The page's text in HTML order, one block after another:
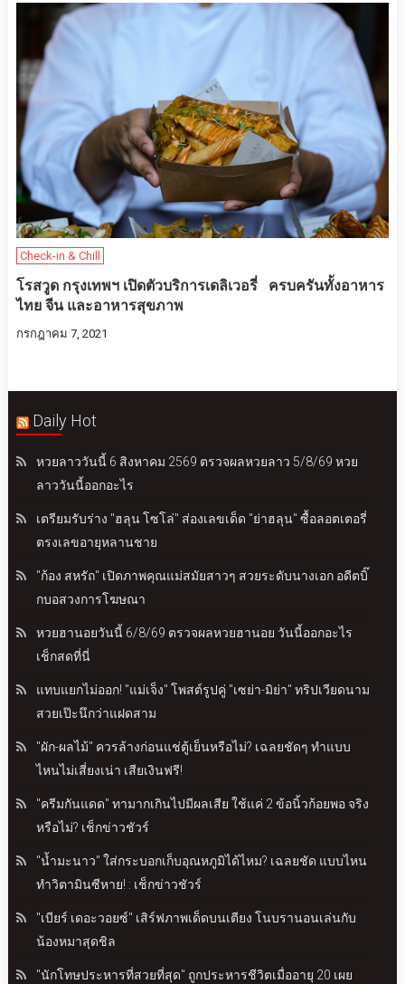
Check-in & Chill
โรสวูด กรุงเทพฯ เปิดตัวบริการเดลิเวอรี่ ครบครันทั้งอาหาร
ไทย จีน และอาหารสุขภาพ
กรกฎาคม 7, 2021
Daily Hot
หวยลาววันนี้ 6 สิงหาคม 2569 ตรวจผลหวยลาว 5/8/69 หวย
ลาววันนี้ออกอะไร
เตรียมรับร่าง "ฮลุน โซโล่" ส่องเลขเด็ด "ย่าฮลุน" ซื้อลอตเตอรี่
ตรงเลขอายุหลานชาย
"ก้อง สหรัถ" เปิดภาพคุณแม่สมัยสาวๆ สวยระดับนางเอก อดีตบิ๊
กบอสวงการโฆษณา
หวยฮานอยวันนี้ 6/8/69 ตรวจผลหวยฮานอย วันนี้ออกอะไร
เช็กสดที่นี่
แทบแยกไม่ออก! "แม่เจ็ง" โพสต์รูปคู่ "เซย่า-มิย่า" ทริปเวียดนาม
สวยเป๊ะนึกว่าแฝดสาม
"ผัก-ผลไม้" ควรล้างก่อนแช่ตู้เย็นหรือไม่? เฉลยชัดๆ ทำแบบ
ไหนไม่เสี่ยงเน่า เสียเงินฟรี!
"ครีมกันแดด" ทามากเกินไปมีผลเสีย ใช้แค่ 2 ข้อนิ้วก้อยพอ จริง
หรือไม่? เช็กข่าวชัวร์
"น้ำมะนาว" ใส่กระบอกเก็บอุณหภูมิได้ไหม? เฉลยชัด แบบไหน
ทำวิตามินซีหาย! : เช็กข่าวชัวร์
"เบียร์ เดอะวอยซ์" เสิร์ฟภาพเด็ดบนเตียง โนบรานอนเล่นกับ
น้องหมาสุดชิล
"นักโทษประหารที่สวยที่สุด" ถูกประหารชีวิตเมื่ออายุ 20 เผย